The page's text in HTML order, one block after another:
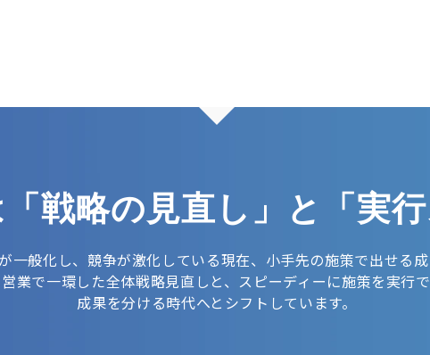
戦略の見直し」と「実行
一般化し、競争が激化している現在、小手先の施策で出せる成
業で一環した全体戦略見直しと、スピーディーに施策を実行
成果を分ける時代へとシフトしています。